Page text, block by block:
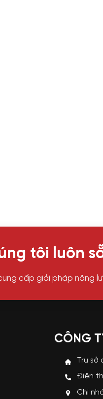
tôi luôn
cấp giải pháp năng
CÔNG
Trụ sở
Điện
Chi